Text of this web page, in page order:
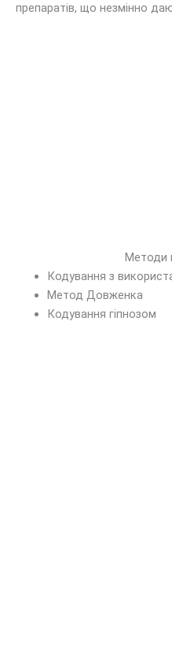
препаратів, що незмінно
Методи
Кодування з
Метод Довженка
Кодування гіпнозом